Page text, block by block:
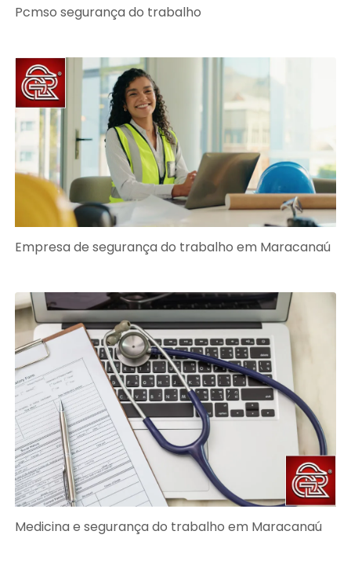
Pcmso segurança do trabalho
Empresa de segurança do trabalho em Maracanaú
Medicina e segurança do trabalho em Maracanaú